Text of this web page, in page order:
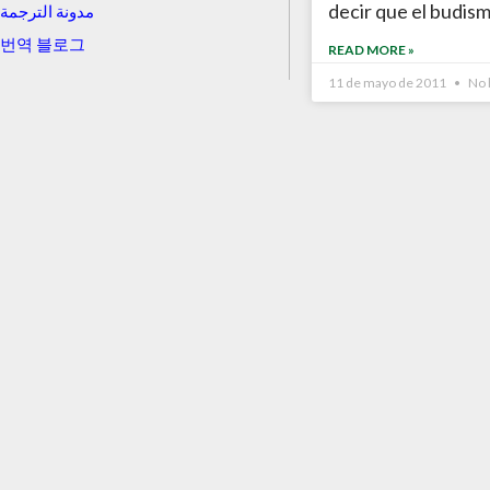
مدونة الترجمة
번역 블로그
decir que el
READ MORE »
11 de mayo de 2011
No